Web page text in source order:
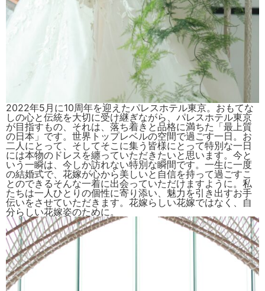
2022年5月に10周年を迎えたパレスホテル東京。おもてな
しの心と伝統を大切に受け継ぎながら、パレスホテル東京
が目指すもの、それは、落ち着きと品格に満ちた「最上質
の日本」です。世界トップレベルの空間で過ごす一日。お
二人にとって、そしてそこに集う皆様にとって特別な一日
には本物のドレスを纏っていただきたいと思います。 今と
いう一瞬は、今しか訪れない特別な瞬間です。一生に一度
の結婚式で、花嫁が心から美しいと自信を持って過ごすこ
とのできるそんな一着に出会っていただけますように。私
たちは一人ひとりの個性に寄り添い、魅力を引き出すお手
伝いをさせていただきます。花嫁らしい花嫁ではなく、自
分らしい花嫁姿のために。